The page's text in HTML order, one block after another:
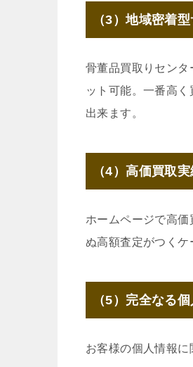
（3）地域密着
骨董品買取りセン
ット可能。一番高
出来ます。
（4）高価買取
ホームページで高
ぬ高額査定がつくケ
（5）完全なる
お客様の個人情報に